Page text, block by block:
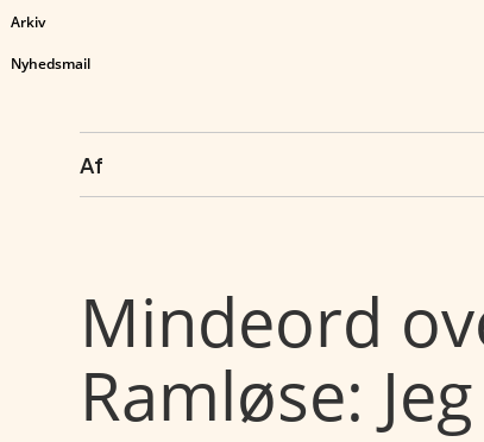
Arkiv
Nyhedsmail
Af
Mindeord
Ramløse: